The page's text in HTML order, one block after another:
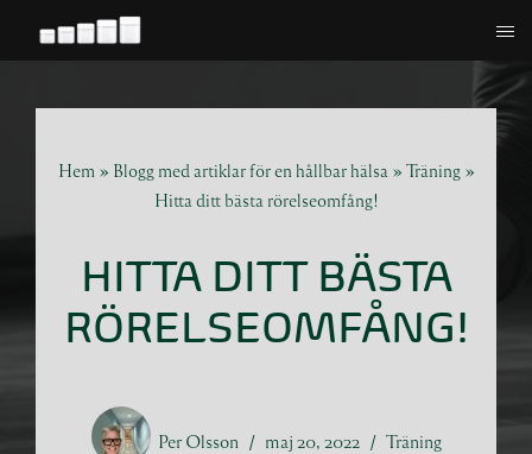
Hoppa
Hem» Blogg med artiklar för en hållbar hälsa» Träning»
Hitta ditt bästa rörelseomfång!
HITTA DITT BÄSTA
RÖRELSEOMFÅNG!
Per Olsson maj 20, 2022 Träning